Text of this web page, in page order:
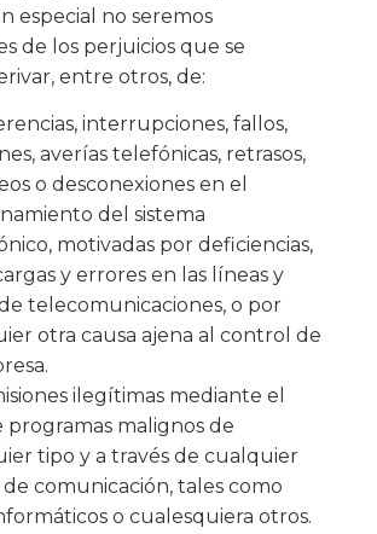
especial no seremos
de los perjuicios que se
entre otros, de:
interrupciones, fallos,
averías telefónicas, retrasos,
o desconexiones en el
del sistema
motivadas por deficiencias,
y errores en las líneas y
telecomunicaciones, o por
otra causa ajena al control de
ilegítimas mediante el
programas malignos de
tipo y a través de cualquier
comunicación, tales como
o cualesquiera otros.